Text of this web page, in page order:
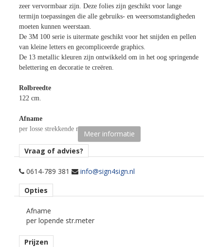
zeer vervormbaar zijn. Deze folies zijn geschikt voor lange
termijn toepassingen die alle gebruiks- en weersomstandigheden
moeten kunnen weerstaan.
De 3M 100 serie is uitermate geschikt voor het snijden en pellen
van kleine letters en gecompliceerde graphics.
De 13 metallic kleuren zijn ontwikkeld om in het oog springende
belettering en decoratie te creëren.
Rolbreedte
122 cm.
Afname
per losse strekkende meter.
Materiaaltype
opaak gekleurde snijfolie.
permanent, transparant, solvent.
Ondergrond
vlak, gebogen.
Dikte
Meer informatie
Vraag of advies?
0614-789 381 info@sign4sign.nl
Opties
Afname
per lopende str.meter
Prijzen